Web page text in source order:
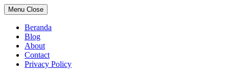
Skip
to
content
Menu Close
Beranda
Blog
About
Contact
Privacy Policy